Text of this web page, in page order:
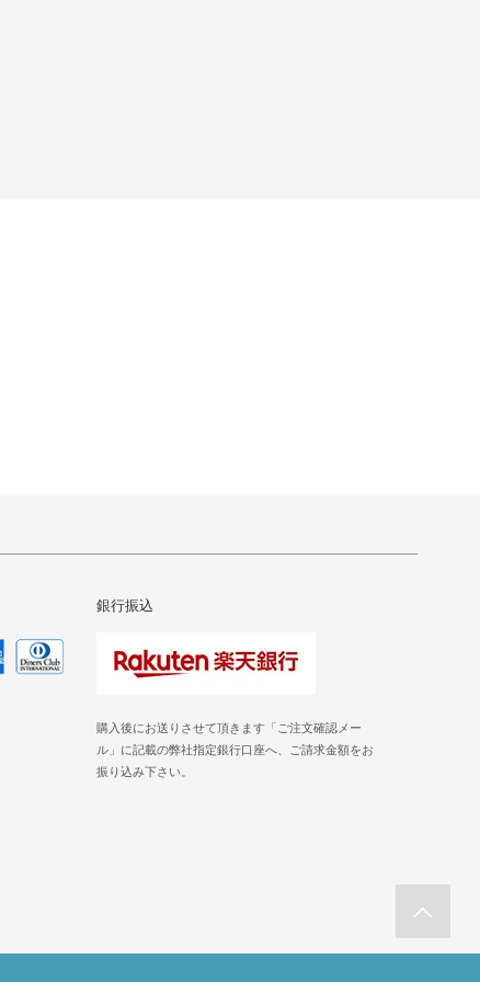
銀行振込
購入後にお送りさせて頂きます「ご注文確認メー
ル」に記載の弊社指定銀行口座へ、ご請求金額をお
振り込み下さい。